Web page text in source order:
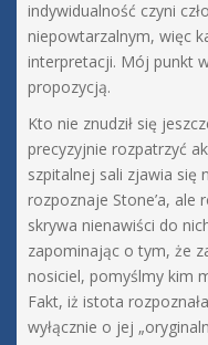
indywidualność czyni
niepowtarzalnym, więc
interpretacji. Mój punkt
propozycją.
Kto nie znudził się
precyzyjnie rozpatrzyć
szpitalnej sali zjawia się
rozpoznaje Stone’a, ale
skrywa nienawiści do
zapominając o tym, że
nosiciel, pomyślmy kim
Fakt, iż istota
wyłącznie o jej